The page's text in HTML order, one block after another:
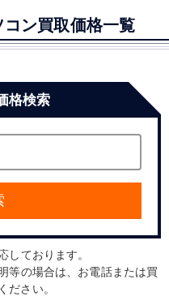
ン買取価格一覧
格検索
しております。
等の場合は、お電話または買
ださい。